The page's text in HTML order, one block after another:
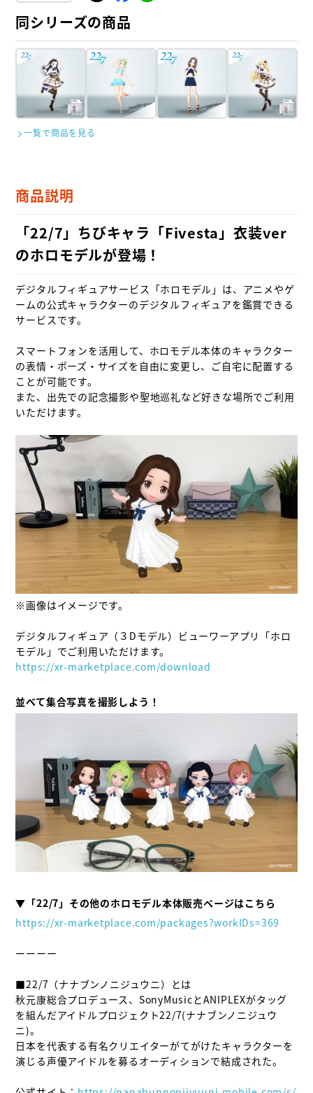
同シリーズの商品
一覧で商品を見る
商品説明
「22/7」ちびキャラ「Fivesta」衣装ver
のホロモデルが登場！
デジタルフィギュアサービス「ホロモデル」は、アニメやゲ
ームの公式キャラクターのデジタルフィギュアを鑑賞できる
サービスです。
スマートフォンを活用して、ホロモデル本体のキャラクター
の表情・ポーズ・サイズを自由に変更し、ご自宅に配置する
ことが可能です。
また、出先での記念撮影や聖地巡礼など好きな場所でご利用
いただけます。
※画像はイメージです。
デジタルフィギュア（３Dモデル）ビューワーアプリ「ホロ
https://xr-marketplace.com/download
並べて集合写真を撮影しよう！
▼「22/7」その他のホロモデル本体販売ページはこちら
https://xr-marketplace.com/packages?workIDs=369
ーーーー
■22/7（ナナブンノニジュウニ）とは
秋元康総合プロデュース、SonyMusicとANIPLEXがタッグ
を組んだアイドルプロジェクト22/7(ナナブンノニジュウ
ニ)。
日本を代表する有名クリエイターがてがけたキャラクターを
演じる声優アイドルを募るオーディションで結成された。